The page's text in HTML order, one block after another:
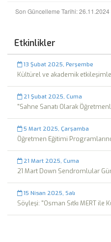
Son Güncelleme Tarihi: 26.11.2024
Etkinlikler
13 Şubat 2025, Perşembe
Kültürel ve akademik
21 Şubat 2025, Cuma
"Sahne Sanatı Olarak
5 Mart 2025, Çarşamba
Öğretmen Eğitimi
21 Mart 2025, Cuma
21 Mart Down Sendromlular
15 Nisan 2025, Salı
Söyleşi: "Osman Sıtkı MERT